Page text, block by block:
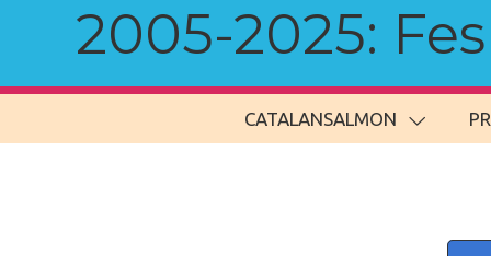
2005-2025:
CATALANSALMON